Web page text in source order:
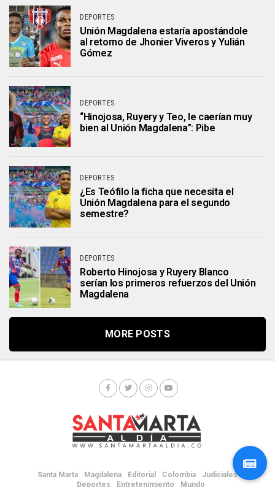
DEPORTES
Unión Magdalena estaría apostándole
al retorno de Jhonier Viveros y Yulián
Gómez
DEPORTES
“Hinojosa, Ruyery y Teo, le caerían muy
bien al Unión Magdalena”: Pibe
DEPORTES
¿Es Teófilo la ficha que necesita el
Unión Magdalena para el segundo
semestre?
DEPORTES
Roberto Hinojosa y Ruyery Blanco
serían los primeros refuerzos del Unión
Magdalena
MORE POSTS
Santa Marta Magdalena Editorial Colombia
Judiciales
Deportes
Entretenimiento Mundo